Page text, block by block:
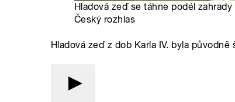
Hladová zeď se táhne podél
Český rozhlas
Hladová zeď z dob Karla IV. byla